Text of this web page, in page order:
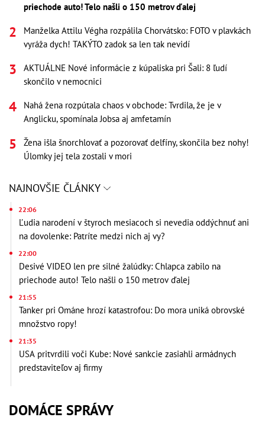
priechode auto! Telo našli o 150 metrov ďalej
Manželka Attilu Végha rozpálila Chorvátsko: FOTO v plavkách
vyráža dych! TAKÝTO zadok sa len tak nevidí
AKTUÁLNE Nové informácie z kúpaliska pri Šali: 8 ľudí
skončilo v nemocnici
Nahá žena rozpútala chaos v obchode: Tvrdila, že je v
Anglicku, spomínala Jobsa aj amfetamín
Žena išla šnorchlovať a pozorovať delfíny, skončila bez nohy!
Úlomky jej tela zostali v mori
NAJNOVŠIE ČLÁNKY
22:06
Ľudia narodení v štyroch mesiacoch si nevedia oddýchnuť ani
na dovolenke: Patríte medzi nich aj vy?
22:00
Desivé VIDEO len pre silné žalúdky: Chlapca zabilo na
priechode auto! Telo našli o 150 metrov ďalej
21:55
Tanker pri Ománe hrozí katastrofou: Do mora uniká obrovské
množstvo ropy!
21:35
USA pritvrdili voči Kube: Nové sankcie zasiahli armádnych
predstaviteľov aj firmy
DOMÁCE SPRÁVY